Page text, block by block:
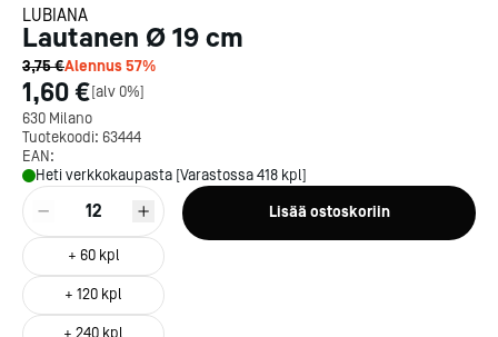
LUBIANA
Lautanen Ø 19 cm
3,75 €Alennus57%
1,60 €[alv 0%]
630 Milano
Tuotekoodi: 63444
EAN:
Heti verkkokaupasta [Varastossa 418 kpl]
12
+ 60kpl
+ 120 kpl
+ 240 kpl
Lisää ostoskoriin